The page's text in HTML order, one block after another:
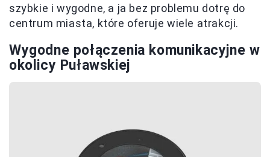
szybkie i wygodne, a ja bez problemu dotrę do
centrum miasta, które oferuje wiele atrakcji.
Wygodne połączenia komunikacyjne w
okolicy Puławskiej